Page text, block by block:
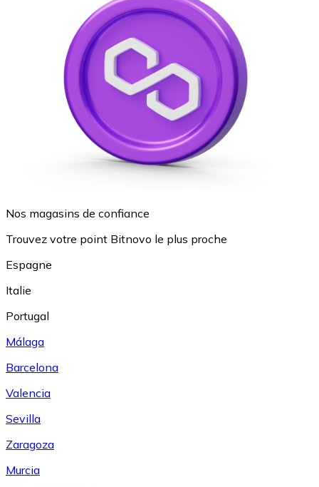
Nos magasins de confiance
Trouvez votre point Bitnovo le plus proche
Espagne
Italie
Portugal
Málaga
Barcelona
Valencia
Sevilla
Zaragoza
Murcia